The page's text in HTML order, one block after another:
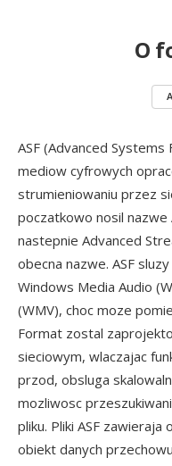
O
ASF (Advanced
mediow cyfrowych
strumieniowaniu przez
poczatkowo nosil
nastepnie Advanced
obecna nazwe. ASF
Windows Media Audio
(WMV), choc moze
Format zostal
sieciowym, wlaczajac
przod, obsluga
mozliwosc
pliku. Pliki ASF
obiekt danych